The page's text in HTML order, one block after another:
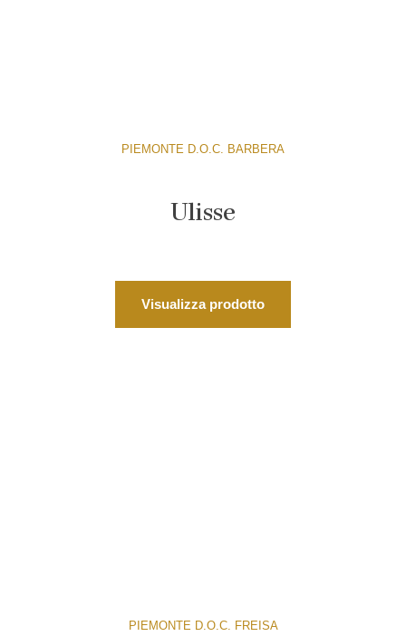
PIEMONTE D.O.C. BARBERA
Ulisse
Visualizza prodotto
PIEMONTE D.O.C. FREISA